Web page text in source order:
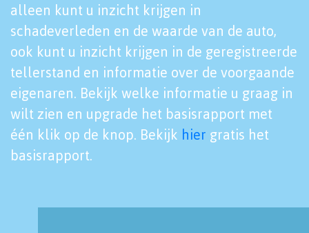
alleen kunt u inzicht krijgen in
schadeverleden en de waarde van de auto,
ook kunt u inzicht krijgen in de geregistreerde
tellerstand en informatie over de voorgaande
eigenaren. Bekijk welke informatie u graag in
wilt zien en upgrade het basisrapport met
één klik op de knop. Bekijk hier gratis het
basisrapport.